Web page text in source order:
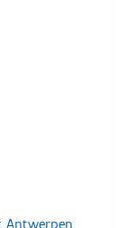
Antwerpen